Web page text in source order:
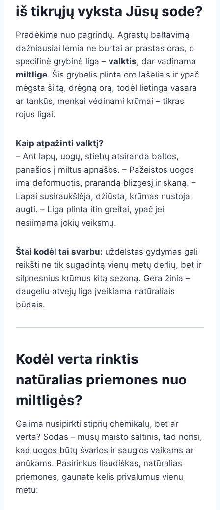
iš tikrųjų vyksta Jūsų sode?
Pradėkime nuo pagrindų. Agrastų baltavimą
dažniausiai lemia ne burtai ar prastas oras, o
specifinė grybinė liga – valktis, dar vadinama
miltlige. Šis grybelis plinta oro lašeliais ir ypač
mėgsta šiltą, drėgną orą, todėl lietinga vasara
ar tankūs, menkai vėdinami krūmai – tikras
rojus ligai.
Kaip atpažinti valktį?
– Ant lapų, uogų, stiebų atsiranda baltos,
panašios į miltus apnašos. – Pažeistos uogos
ima deformuotis, praranda blizgesį ir skaną. –
Lapai susiraukšlėja, džiūsta, krūmas nustoja
augti. – Liga plinta itin greitai, ypač jei
nesiimama jokių veiksmų.
Štai kodėl tai svarbu: uždelstas gydymas gali
reikšti ne tik sugadintą vienų metų derlių, bet ir
silpnesnius krūmus kitą sezoną. Gera žinia –
daugeliu atvejų liga įveikiama natūraliais
būdais.
Kodėl verta rinktis
natūralias priemones nuo
miltligės?
Galima nusipirkti stiprių chemikalų, bet ar
verta? Sodas – mūsų maisto šaltinis, tad norisi,
kad uogos būtų švarios ir saugios vaikams ar
anūkams. Pasirinkus liaudiškas, natūralias
priemones, gaunate kelis privalumus vienu
metu: